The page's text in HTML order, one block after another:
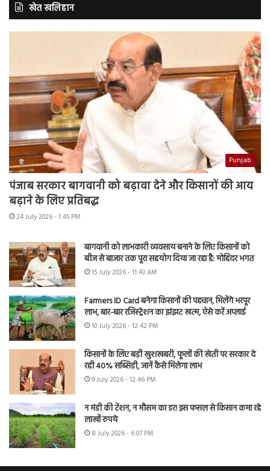
खेत खलिहान
Punjab
पंजाब सरकार बागवानी को बढ़ावा देने और किसानों की आय
बढ़ाने के लिए प्रतिबद्ध
24 July 2026 - 1:45 PM
बागवानी को लाभकारी व्यवसाय बनाने के लिए किसानों को
बीज से बाजार तक पूरा सहयोग दिया जा रहा है: मोहिंदर भगत
15 July 2026 - 11:43 AM
Farmers ID Card बनेगा किसानों की पहचान, मिलेंगे भरपूर
लाभ, बार-बार रजिस्ट्रेशन का झंझट खत्म, ऐसे करें अप्लाई
10 July 2026 - 12:42 PM
किसानों के लिए बड़ी खुशखबरी, फूलों की खेती पर सरकार दे
रही 40% सब्सिडी, जानें कैसे मिलेगा लाभ
9 July 2026 - 12:46 PM
न मंडी की टेंशन, न मौसम का डर! इस फसल से किसान कमा रहे
लाखों रुपये
8 July 2026 - 6:07 PM